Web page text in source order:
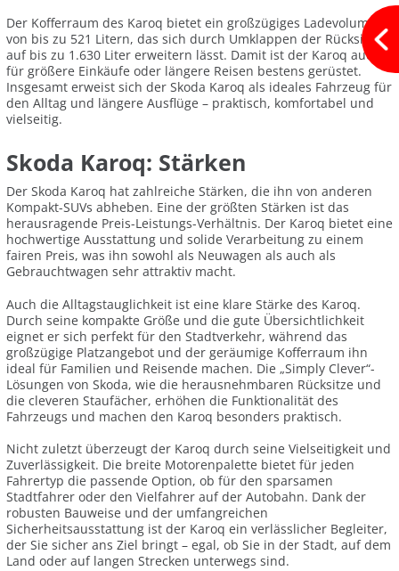
Der Kofferraum des Karoq bietet ein großzügiges Ladevolumen
von bis zu 521 Litern, das sich durch Umklappen der Rücksitze
auf bis zu 1.630 Liter erweitern lässt. Damit ist der Karoq auch
für größere Einkäufe oder längere Reisen bestens gerüstet.
Insgesamt erweist sich der Skoda Karoq als ideales Fahrzeug für
den Alltag und längere Ausflüge – praktisch, komfortabel und
vielseitig.
Skoda Karoq: Stärken
Der Skoda Karoq hat zahlreiche Stärken, die ihn von anderen
Kompakt-SUVs abheben. Eine der größten Stärken ist das
herausragende Preis-Leistungs-Verhältnis. Der Karoq bietet eine
hochwertige Ausstattung und solide Verarbeitung zu einem
fairen Preis, was ihn sowohl als Neuwagen als auch als
Gebrauchtwagen sehr attraktiv macht.
Auch die Alltagstauglichkeit ist eine klare Stärke des Karoq.
Durch seine kompakte Größe und die gute Übersichtlichkeit
eignet er sich perfekt für den Stadtverkehr, während das
großzügige Platzangebot und der geräumige Kofferraum ihn
ideal für Familien und Reisende machen. Die „Simply Clever“-
Lösungen von Skoda, wie die herausnehmbaren Rücksitze und
die cleveren Staufächer, erhöhen die Funktionalität des
Fahrzeugs und machen den Karoq besonders praktisch.
Nicht zuletzt überzeugt der Karoq durch seine Vielseitigkeit und
Zuverlässigkeit. Die breite Motorenpalette bietet für jeden
Fahrertyp die passende Option, ob für den sparsamen
Stadtfahrer oder den Vielfahrer auf der Autobahn. Dank der
robusten Bauweise und der umfangreichen
Sicherheitsausstattung ist der Karoq ein verlässlicher Begleiter,
der Sie sicher ans Ziel bringt – egal, ob Sie in der Stadt, auf dem
Land oder auf langen Strecken unterwegs sind.